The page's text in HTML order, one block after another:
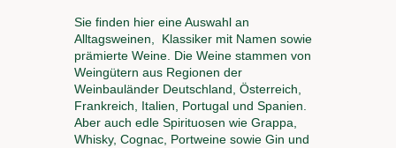
Sie finden hier eine Auswahl an
Alltagsweinen, Klassiker mit Namen sowie
prämierte Weine. Die Weine stammen von
Weingütern aus Regionen der
Weinbauländer Deutschland, Österreich,
Frankreich, Italien, Portugal und Spanien.
Aber auch edle Spirituosen wie Grappa,
Whisky, Cognac, Portweine sowie Gin und